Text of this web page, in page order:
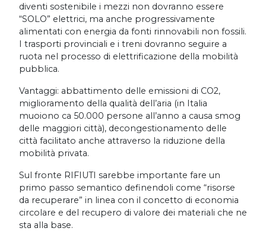
diventi sostenibile i mezzi non dovranno essere
“SOLO” elettrici, ma anche progressivamente
alimentati con energia da fonti rinnovabili non fossili.
I trasporti provinciali e i treni dovranno seguire a
ruota nel processo di elettrificazione della mobilità
pubblica.
Vantaggi: abbattimento delle emissioni di CO2,
miglioramento della qualità dell’aria (in Italia
muoiono ca 50.000 persone all’anno a causa smog
delle maggiori città), decongestionamento delle
città facilitato anche attraverso la riduzione della
mobilità privata.
Sul fronte RIFIUTI sarebbe importante fare un
primo passo semantico definendoli come “risorse
da recuperare” in linea con il concetto di economia
circolare e del recupero di valore dei materiali che ne
sta alla base.